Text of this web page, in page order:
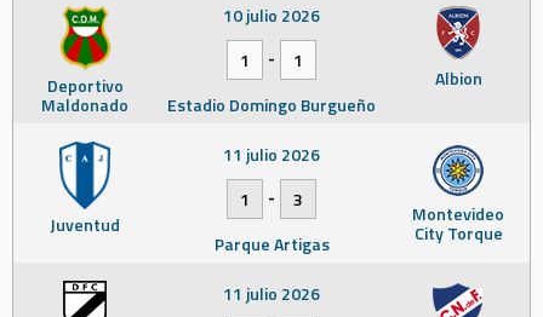
Deportivo
Maldonado
Albion
10 julio 2026
1
-
1
Estadio Domingo Burgueño
Juventud Montevideo
City Torque
11 julio 2026
1
-
3
Parque Artigas
11 julio 2026